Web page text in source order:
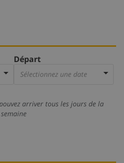
Départ
Sélectionnez une date
arriver tous les jours de la
semaine